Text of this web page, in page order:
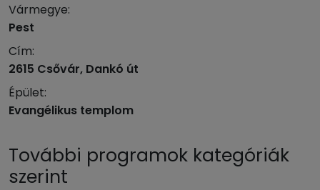
Vármegye:
Pest
Cím:
2615 Csővár, Dankó út
Épület:
Evangélikus templom
További programok kategóriák
szerint